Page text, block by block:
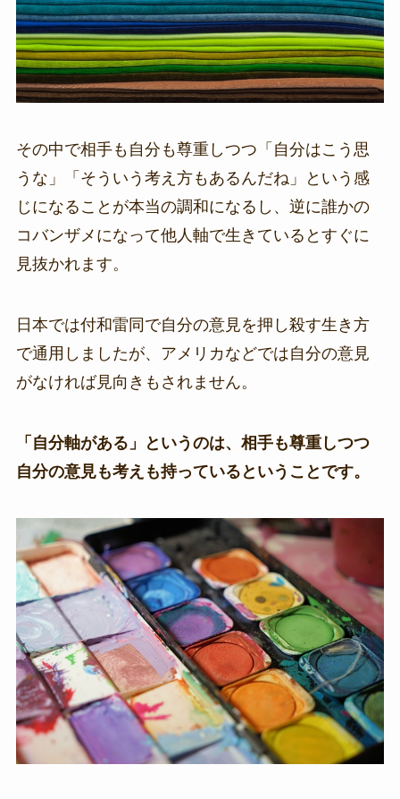
その中で相手も自分も尊重しつつ「自分はこう思
うな」「そういう考え方もあるんだね」という感
じになることが本当の調和になるし、逆に誰かの
コバンザメになって他人軸で生きているとすぐに
見抜かれます。
日本では付和雷同で自分の意見を押し殺す生き方
で通用しましたが、アメリカなどでは自分の意見
がなければ見向きもされません。
「自分軸がある」というのは、相手も尊重しつつ
自分の意見も考えも持っているということです。